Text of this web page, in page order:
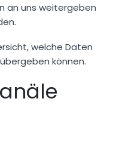
an uns weitergeben
welche Daten
können.